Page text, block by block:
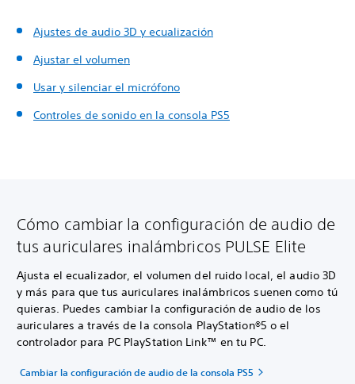
Ajustes de audio 3D y ecualización
Ajustar el volumen
Usar y silenciar el micrófono
Controles de sonido en la consola PS5
Cómo cambiar la configuración de audio de
tus auriculares inalámbricos PULSE Elite
Ajusta el ecualizador, el volumen del ruido local, el audio 3D
y más para que tus auriculares inalámbricos suenen como tú
quieras. Puedes cambiar la configuración de audio de los
auriculares a través de la consola PlayStation®5 o el
controlador para PC PlayStation Link™ en tu PC.
Cambiar la configuración de audio de la consola PS5